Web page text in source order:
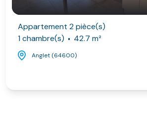
Appartement 2 pièce(s)
1 chambre(s)
42.7 m²
Anglet (64600)